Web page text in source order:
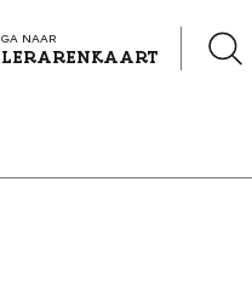
GA NAAR
LERARENKAART